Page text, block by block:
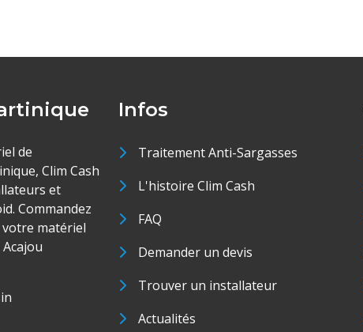
de
Clim Cash
et
Commandez
matériel
Infos
Traitement Anti-Sargasses
L'histoire Clim Cash
FAQ
Demander un devis
Trouver un installateur
Actualités